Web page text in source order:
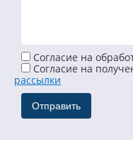
Согласие на
Cогласие на
рассылки